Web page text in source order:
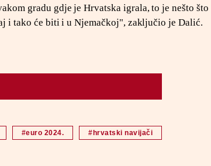
gradu gdje je Hrvatska igrala, to je nešto što
i tako će biti i u Njemačkoj", zaključio je Dalić.
#euro 2024. #hrvatski navijači